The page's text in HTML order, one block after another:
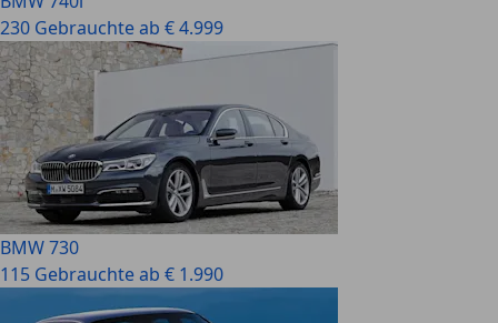
230 Gebrauchte ab € 4.999
BMW 730
115 Gebrauchte ab € 1.990